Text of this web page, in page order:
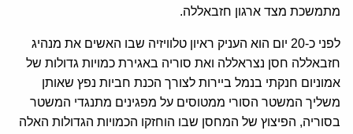
מתמשכת מצד ארגון חזבאללה.
לפני כ-20 יום הוא העניק ראיון טלוויזיה שבו האשים את מנהיג
חזבאללה חסן נצראללה ואת סוריה באגירת כמויות גדולות של
אמוניום חנקתי בנמל ביירות לצורך הכנת חביות נפץ שאותן
משליך המשטר הסורי ממטוסים על מפגינים מתנגדי המשטר
בסוריה, הפיצוץ של המחסן שבו הוחזקו הכמויות הגדולות האלה